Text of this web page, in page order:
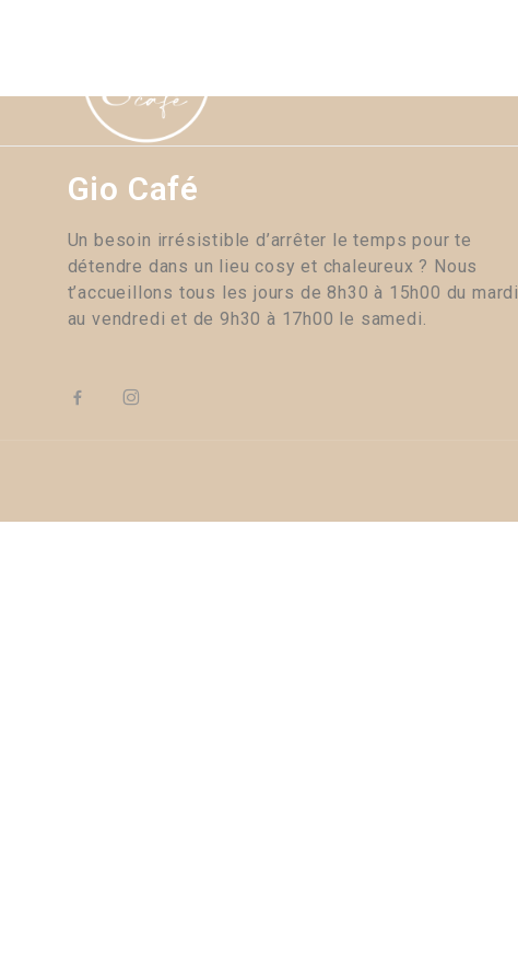
Gio Café
Un besoin irrésistible d’arrêter le temps pour te
détendre dans un lieu cosy et chaleureux ? Nous
t’accueillons tous les jours de 8h30 à 15h00 du mardi
au vendredi et de 9h30 à 17h00 le samedi.